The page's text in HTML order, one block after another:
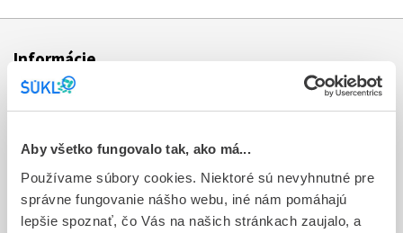
Aby všetko fungovalo tak, ako má...
Používame súbory cookies. Niektoré sú nevyhnutné pre
správne fungovanie nášho webu, iné nám pomáhajú
lepšie spoznať, čo Vás na našich stránkach zaujalo, a
Informácie
Aktuality
Dotazník spokojnosti zákazníka
Sťažnosti a petície
Poskytovanie informácií